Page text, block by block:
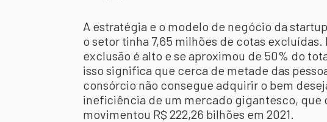
A estratégia e o modelo de negócio da
o setor tinha 7,65 milhões de cotas
exclusão é alto e se aproximou de 50% do
isso significa que cerca de metade das
consórcio não consegue adquirir o bem
ineficiência de um mercado gigantesco, que
movimentou R$ 222,26 bilhões em 2021.